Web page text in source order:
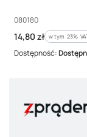
Kod producenta
080180
Cena brutto
14,80 zł w tym %s VAT
w tym 23%
Dostępność: